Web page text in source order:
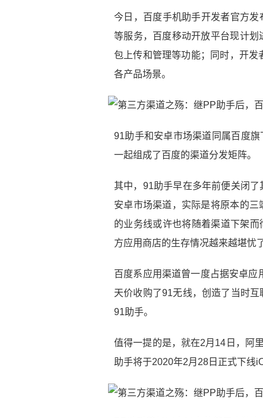
今日，百度手机助手开发者官方
等服务，百度移动开放平台现计
包上传和管理等功能；同时，开
各产品场景。
91助手和安卓市场渠道同属百度旗
一起组成了百度的渠道分发矩阵。
其中，91助手早在多年前便关闭
安卓市场渠道，实际是将原本的
的业务线或许也将随着渠道下架
方应用商店的生存情况越来越堪忧了
百度系应用渠道曾一度占据安卓
天价收购了91无线，创造了当时
91助手。
值得一提的是，就在2月14日，阿
助手将于2020年2月28日正式下线